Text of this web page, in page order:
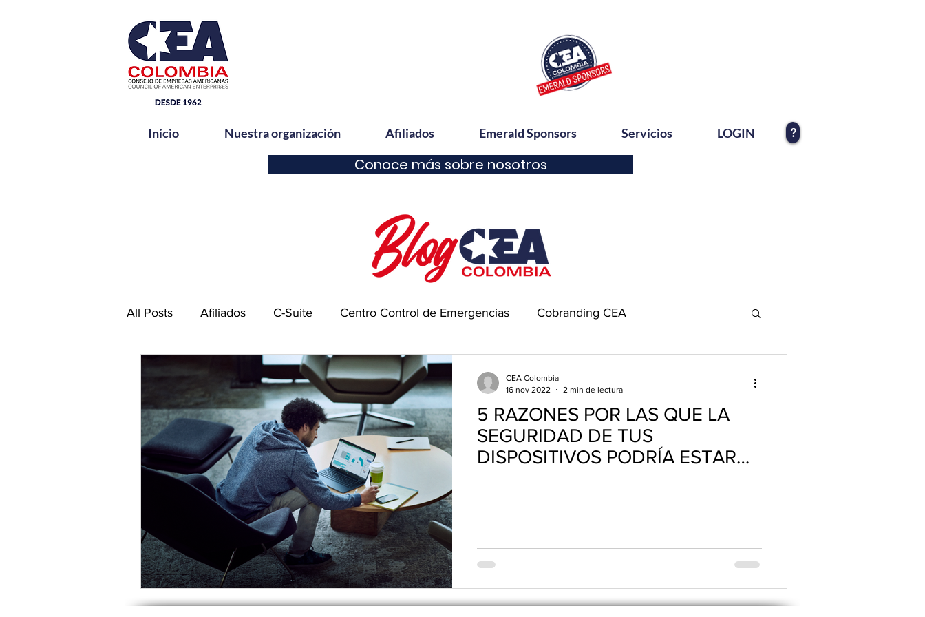
Inicio Nuestra organización Afiliados Emerald Sponsors Servicios LOGIN ?
Conoce más sobre nosotros
All Posts Afiliados C-Suite Centro Control de Emergencias Cobranding CEA
Comité de Seguridad CEA-OSAC Community Meets
Networking CEA Power Talks Reconocimientos Clima de Negocios
Gestión de talento humano Sostenibilidad
5 RAZONES POR LAS QUE LA
SEGURIDAD DE TUS
DISPOSITIVOS PODRÍA ESTAR
CEA Colombia
16 nov 2022
2 min de lectura